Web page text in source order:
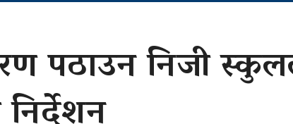
पठाउन निजी